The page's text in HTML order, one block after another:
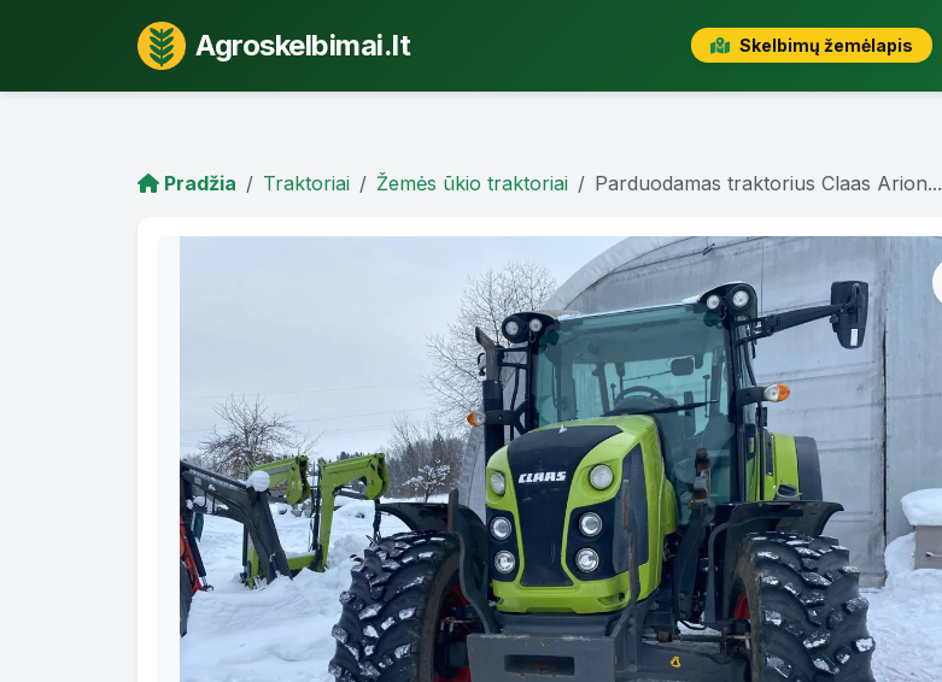
Agroskelbimai.lt Skelbimų žemėlapis
Pradžia Traktoriai Žemės ūkio traktoriai Parduodamas traktorius Claas Arion...